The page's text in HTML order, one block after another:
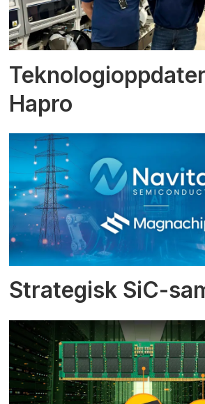
Hapro
Strategisk SiC-